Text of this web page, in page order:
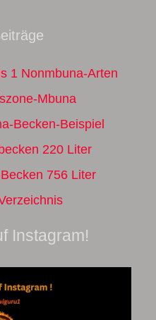
1 Nonmbuna-Arten
Mbuna
Becken-Beispiel
220 Liter
756 Liter
Instagram!